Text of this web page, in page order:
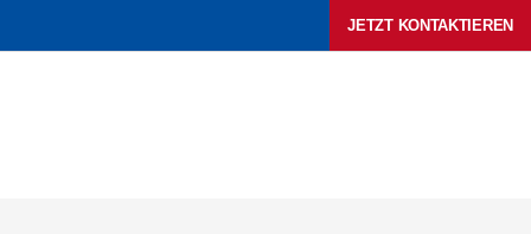
JETZT KONTAKTIEREN